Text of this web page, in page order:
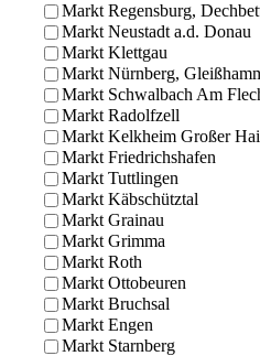
Markt Regensburg,
Markt Neustadt a.d. Donau
Markt Klettgau
Markt Nürnberg,
Markt Schwalbach Am
Markt Radolfzell
Markt Kelkheim Großer
Markt Friedrichshafen
Markt Tuttlingen
Markt Käbschütztal
Markt Grainau
Markt Grimma
Markt Roth
Markt Ottobeuren
Markt Bruchsal
Markt Engen
Markt Starnberg